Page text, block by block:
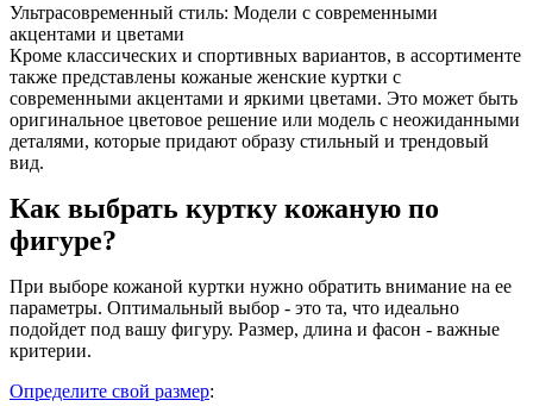
Ультрасовременный стиль: Модели с современными
акцентами и цветами
Кроме классических и спортивных вариантов, в ассортименте
также представлены кожаные женские куртки с
современными акцентами и яркими цветами. Это может быть
оригинальное цветовое решение или модель с неожиданными
деталями, которые придают образу стильный и трендовый
вид.
Как выбрать куртку кожаную по
фигуре?
При выборе кожаной куртки нужно обратить внимание на ее
параметры. Оптимальный выбор - это та, что идеально
подойдет под вашу фигуру. Размер, длина и фасон - важные
критерии.
Определите свой размер: